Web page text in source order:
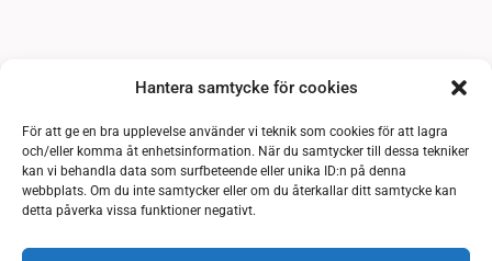
Hantera samtycke för cookies
För att ge en bra upplevelse använder vi teknik som cookies för att lagra
och/eller komma åt enhetsinformation. När du samtycker till dessa tekniker
kan vi behandla data som surfbeteende eller unika ID:n på denna
webbplats. Om du inte samtycker eller om du återkallar ditt samtycke kan
detta påverka vissa funktioner negativt.